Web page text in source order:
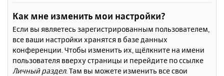
Как мне изменить мои настройки?
Если вы являетесь зарегистрированным пользователем,
все ваши настройки хранятся в базе данных
конференции. Чтобы изменить их, щёлкните на имени
пользователя вверху страницы и перейдите по ссылке
Личный раздел. Там вы можете изменить все свои